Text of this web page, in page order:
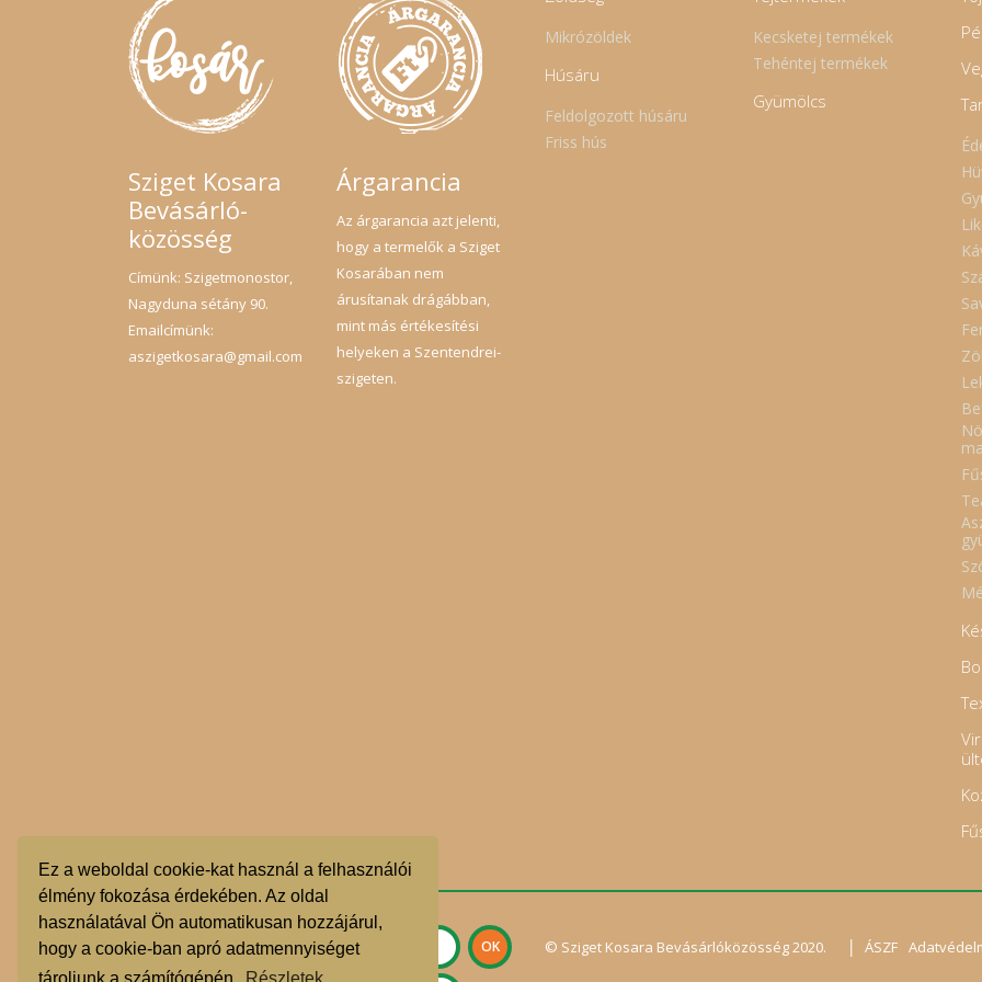
Ez a weboldal cookie-kat használ a felhasználói
élmény fokozása érdekében. Az oldal
használatával Ön automatikusan hozzájárul,
hogy a cookie-ban apró adatmennyiséget
Sziget Kosara
Bevásárló-
közösség
Címünk: Szigetmonostor,
Nagyduna sétány 90.
Emailcímünk:
aszigetkosara@gmail.com
Árgarancia
Az árgarancia azt jelenti,
hogy a termelők a Sziget
Kosarában nem
árusítanak drágábban,
mint más értékesítési
helyeken a Szentendrei-
szigeten.
Mikrózöldek
Húsáru
Feldolgozott húsáru
Friss hús
Kecsketej termékek
Tehéntej termékek
Gyümölcs
© Sziget Kosara Bevásárlóközösség 2020. | ÁSZF